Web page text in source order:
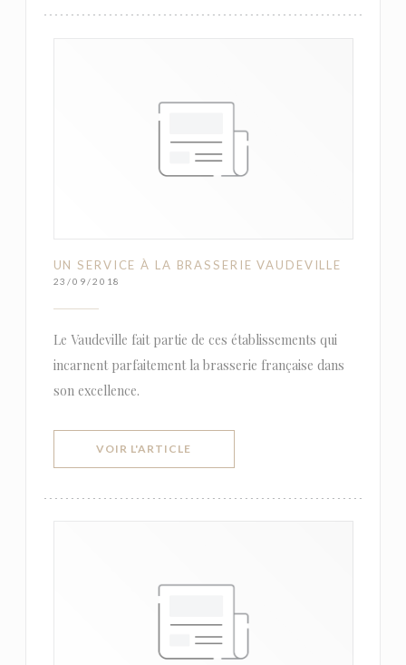
UN SERVICE À LA BRASSERIE VAUDEVILLE
23/09/2018
Le Vaudeville fait partie de ces établissements qui
incarnent parfaitement la brasserie française dans
son excellence.
VOIR L'ARTICLE